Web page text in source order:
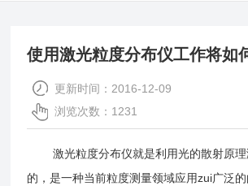
使用激光粒度分布仪工作将如
更新时间：2016-12-09
浏览次数：1231
激光粒度分布仪就是利用光的散射原理
的，是一种当前粒度测量领域应用zui广泛